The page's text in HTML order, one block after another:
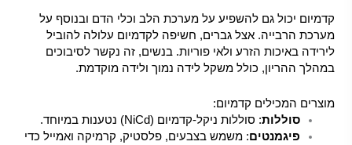
קדמיום יכול גם להשפיע על מערכת הלב וכלי הדם ובנוסף על
מערכת הרבייה. אצל גברים, חשיפה לקדמיום עלולה להוביל
לירידה באיכות הזרע ולאי פוריות. בנשים, זה נקשר לסיבוכים
במהלך ההריון, כולל משקל לידה נמוך ולידה מוקדמת.
מוצרים המכילים קדמיום:
סוללות: סוללות ניקל-קדמיום (NiCd) נטענות במיוחד.
פיגמנטים: משמש בצבעים, פלסטיק, קרמיקה ואמייל כדי